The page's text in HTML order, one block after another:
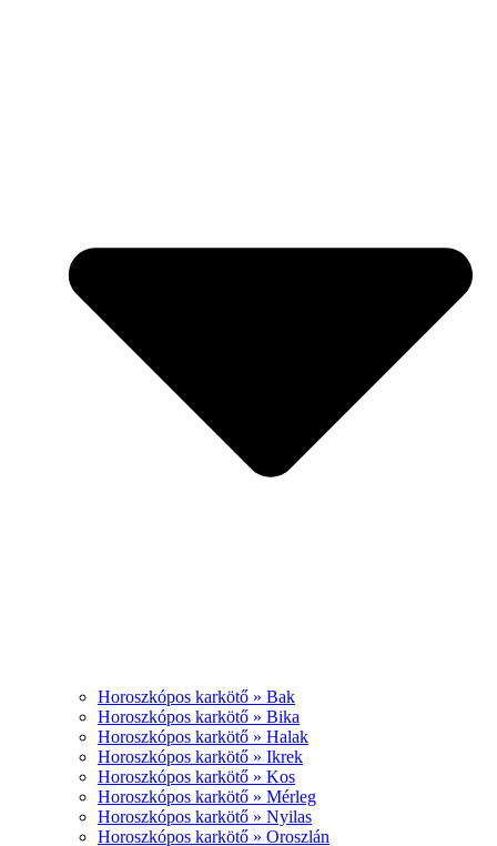
Horoszkópos karkötő » Bak
Horoszkópos karkötő » Bika
Horoszkópos karkötő » Halak
Horoszkópos karkötő » Ikrek
Horoszkópos karkötő » Kos
Horoszkópos karkötő » Mérleg
Horoszkópos karkötő » Nyilas
Horoszkópos karkötő » Oroszlán